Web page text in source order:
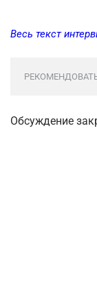
Весь текст
Обсуждение